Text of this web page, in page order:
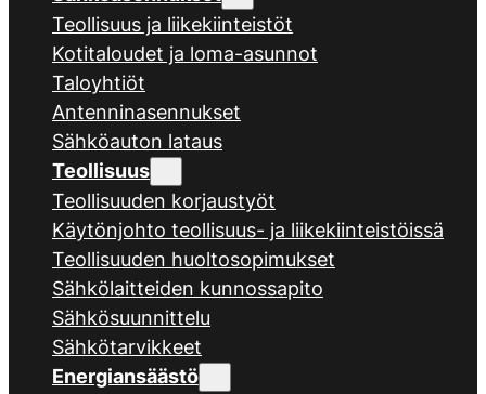
Teollisuus ja liikekiinteistöt
Kotitaloudet ja loma-asunnot
Taloyhtiöt
Antenninasennukset
Sähköauton lataus
Teollisuus
Teollisuuden korjaustyöt
Käytönjohto teollisuus- ja liikekiinteistöissä
Teollisuuden huoltosopimukset
Sähkölaitteiden kunnossapito
Sähkösuunnittelu
Sähkötarvikkeet
Energiansäästö